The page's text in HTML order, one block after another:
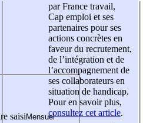
saisi
par France travail,
Cap emploi et ses
partenaires pour ses
actions concrètes en
faveur du recrutement,
de l’intégration et de
l’accompagnement de
ses collaborateurs en
situation de handicap.
Pour en savoir plus,
consultez cet article.